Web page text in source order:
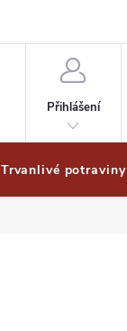
Přihlášení
Trvanlivé potraviny